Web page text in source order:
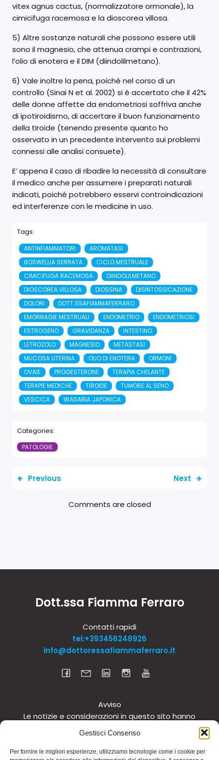
Gestisci Consenso
Per fornire le migliori esperienze, utilizziamo tecnologie come i cookie per
vitex agnus cactus, (normalizzatore ormonale), la
cimicifuga racemosa e la dioscorea villosa.
5) Altre sostanze naturali che possono essere utili
sono il magnesio, che attenua crampi e contrazioni,
l’olio di enotera e il DIM (diindolilmetano).
6) Vale inoltre la pena, poiché nel corso di un
controllo (Sinai N et al. 2002) si è accertato che il 42%
delle donne affette da endometriosi soffriva anche
di ipotiroidismo, di accertare il buon funzionamento
della tiroide (tenendo presente quanto ho
osservato in un precedente intervento sui problemi
connessi alle analisi consuete).
E’ appena il caso di ribadire la necessità di consultare
il medico anche per assumere i preparati naturali
indicati, poiché potrebbero esservi controindicazioni
ed interferenze con le medicine in uso.
Tags:
ANTINFIAMMATORI
AROMATASI
BOSWELLIA SERRATA
CICLO MESTRUALE
CIMICIFUGA RACEMOSA
DIINDOLILMETANO
DIOSCOREA VILLOSA
DIOSSINA
DISINTOSSICAZIONE
DOLORI
DOTT.SSAFIAMMAFERRARO
EMORRAGIE MESTRUALI
ENDOMETRIO
ENDOMETRIOSI
ESTROGENO
GRAVIDANZA
INTESTINO
LETROZOLO
MAGNESIO
METASTASI
MUCOSA UTERINA
OLIO DI ENOTERA
ORMONI
OVAIE
PROGESTERONE
TERAPIA CHELANTE
TERAPIE MEDICHE
TIROIDE
TUMORE AL SENO
VESCICA
WASABIA JAPONICA
Categories:
PATOLOGIE
Previous Next
Comments are closed
Dott.ssa Fiamma Ferraro
Contatti rapidi
tel:+393456248926
info@dottoressafiammaferraro.it
Avviso
Le notizie e considerazioni in questo sito hanno
carattere informativo generale e non intendono in
alcun modo dare consigli medici. Si raccomanda di
non intraprendere o interrompere alcuna terapia o